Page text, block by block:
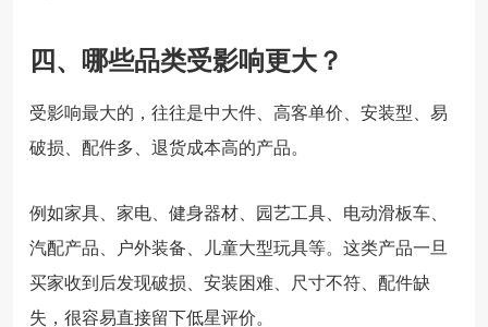
四、哪些品类受影响更大？
受影响最大的，往往是中大件、高客单价、安装型、易
破损、配件多、退货成本高的产品。
例如家具、家电、健身器材、园艺工具、电动滑板车、
汽配产品、户外装备、儿童大型玩具等。这类产品一旦
买家收到后发现破损、安装困难、尺寸不符、配件缺
失，很容易直接留下低星评价。